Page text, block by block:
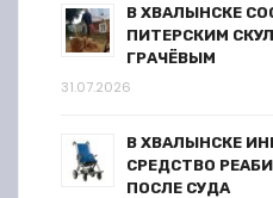
В ХВАЛЫНСКЕ
ПИТЕРСКИМ
ГРАЧЁВЫМ
31.07.2026
В ХВАЛЫНСКЕ
СРЕДСТВО
ПОСЛЕ СУДА